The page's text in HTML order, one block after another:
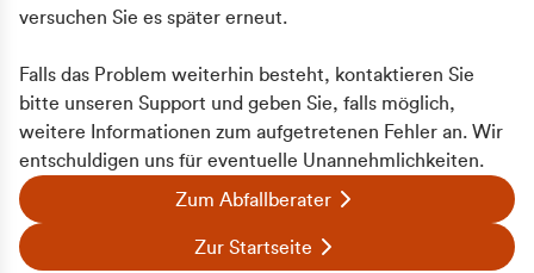
versuchen Sie es später erneut.
Falls das Problem weiterhin besteht, kontaktieren Sie
bitte unseren Support und geben Sie, falls möglich,
weitere Informationen zum aufgetretenen Fehler an. Wir
entschuldigen uns für eventuelle Unannehmlichkeiten.
Zum Abfallberater
Zur Startseite